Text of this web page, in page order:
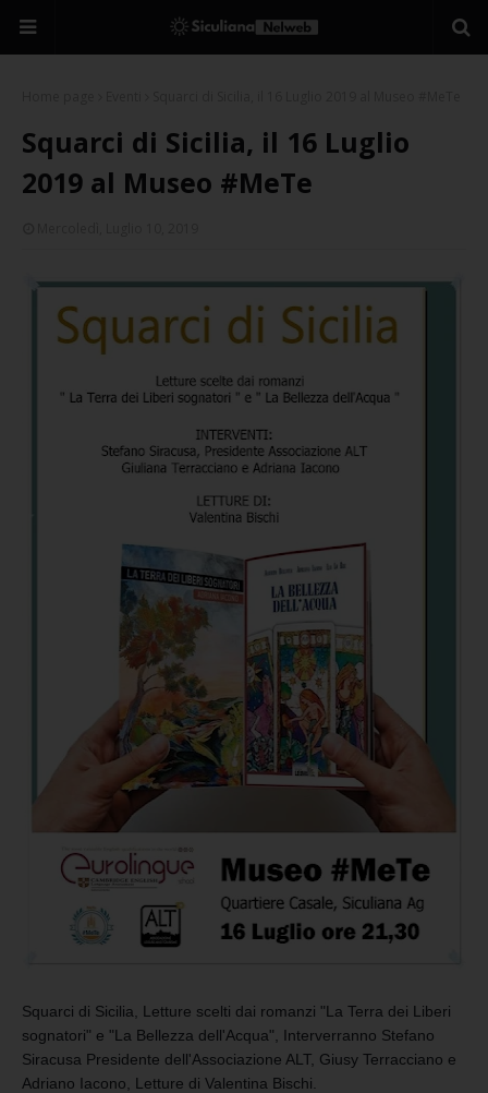
Squarci di Sicilia, il 16 Luglio
2019 al Museo #MeTe
Squarci di Sicilia, Letture scelti dai romanzi "La Terra dei Liberi
sognatori" e "La Bellezza dell'Acqua", Interverranno Stefano
Siracusa Presidente dell'Associazione ALT, Giusy Terracciano e
Adriano Iacono, Letture di Valentina Bischi.